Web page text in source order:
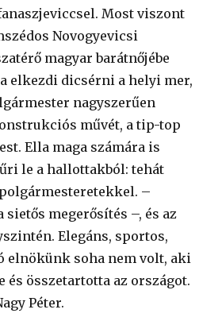
Most viszont
Novogyevicsi
magyar barátnőjébe
elkezdi dicsérni a helyi mer,
nagyszerűen
művét, a tip-top
Ella maga számára is
le a hallottakból: tehát
–
sietős megerősítés –, és az
Elegáns, sportos,
elnökünk soha nem volt, aki
és összetartotta az országot.
Péter.